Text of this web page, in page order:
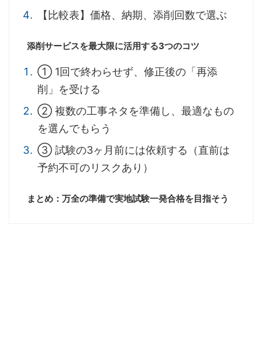
【比較表】価格、納期、添削回数で選ぶ
添削サービスを最大限に活用する3つのコツ
① 1回で終わらせず、修正後の「再添
削」を受ける
② 複数の工事ネタを準備し、最適なもの
を選んでもらう
③ 試験の3ヶ月前には依頼する（直前は
予約不可のリスクあり）
まとめ：万全の準備で実地試験一発合格を目指そう